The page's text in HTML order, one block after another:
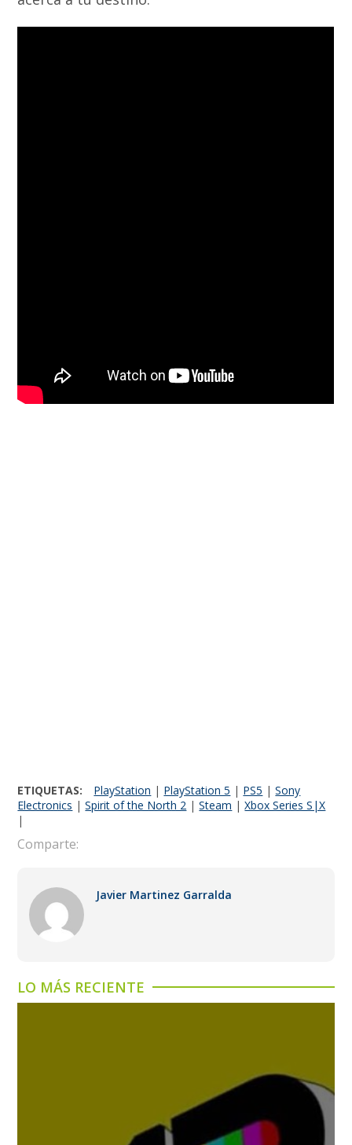
ETIQUETAS: PlayStation | PlayStation 5 | PS5 |Sony
Electronics |Spirit of the North 2 |Steam |Xbox Series S|X
|
Comparte:
Javier Martinez Garralda
LO MÁS RECIENTE